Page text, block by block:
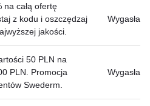
na całą ofertę
z kodu i oszczędzaj
jakości.
Wygasła
50 PLN na
PLN. Promocja
Swederm.
Wygasła